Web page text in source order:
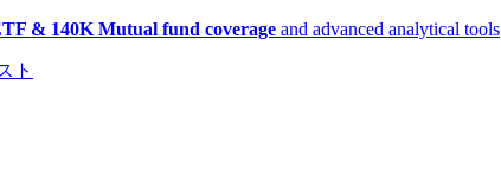
& 140K Mutual fund coverage and advanced analytical tools
ト